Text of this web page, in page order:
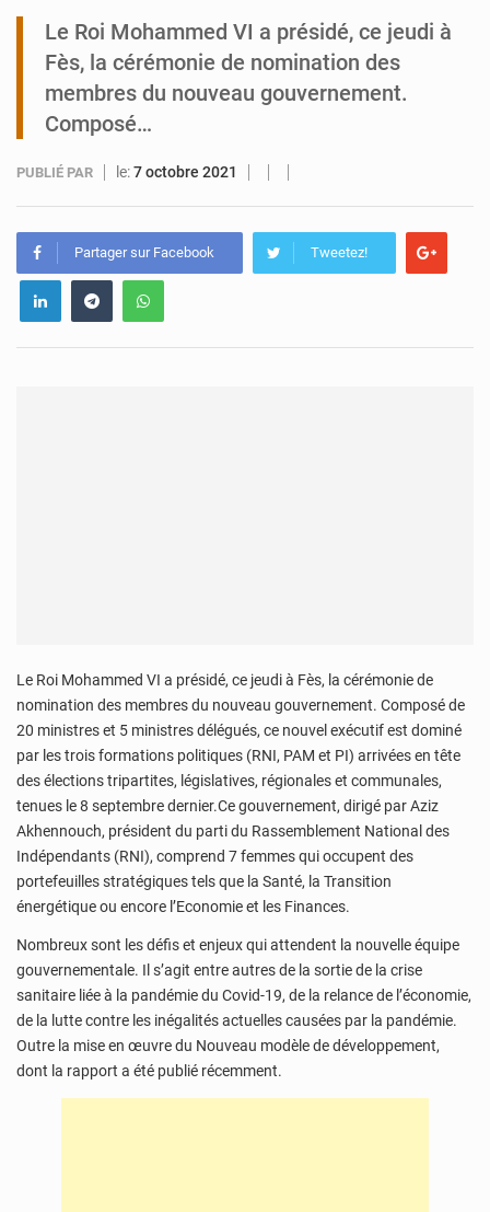
Tibiri : le dialogue, nouveau terrain de jeu pour la paix
Le Roi Mohammed VI a présidé, ce jeudi à
Fès, la cérémonie de nomination des
membres du nouveau gouvernement.
Composé…
PUBLIÉ PAR le:7 octobre 2021
Partager sur Facebook Tweetez!
Le Roi Mohammed VI a présidé, ce jeudi à Fès, la cérémonie de
nomination des membres du nouveau gouvernement. Composé de
20 ministres et 5 ministres délégués, ce nouvel exécutif est dominé
par les trois formations politiques (RNI, PAM et PI) arrivées en tête
des élections tripartites, législatives, régionales et communales,
tenues le 8 septembre dernier.Ce gouvernement, dirigé par Aziz
Akhennouch, président du parti du Rassemblement National des
Indépendants (RNI), comprend 7 femmes qui occupent des
portefeuilles stratégiques tels que la Santé, la Transition
énergétique ou encore l’Economie et les Finances.
Nombreux sont les défis et enjeux qui attendent la nouvelle équipe
gouvernementale. Il s’agit entre autres de la sortie de la crise
sanitaire liée à la pandémie du Covid-19, de la relance de l’économie,
de la lutte contre les inégalités actuelles causées par la pandémie.
Outre la mise en œuvre du Nouveau modèle de développement,
dont la rapport a été publié récemment.